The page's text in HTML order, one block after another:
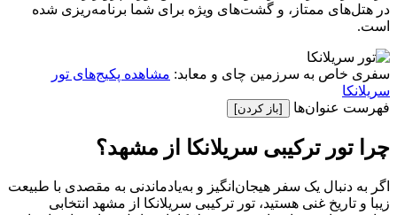
در هتل‌های ممتاز، و گشت‌های ویژه برای شما برنامه‌ریزی شده
است.
سفری خاص به سرزمین چای و معابد: مشاهده پکیج‌های تور
سریلانکا
فهرست عنوان‌ها
[باز کردن]
چرا تور ترکیبی سریلانکا از مشهد؟
اگر به دنبال یک سفر هیجان‌انگیز و به‌یادماندنی به مقصدی با طبیعت
زیبا و تاریخ غنی هستید، تور ترکیبی سریلانکا از مشهد انتخابی